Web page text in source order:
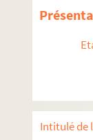
Intitulé de